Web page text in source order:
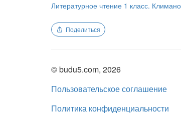
Литературное чтение 1 класс.
Поделиться
© budu5.com, 2026
Пользовательское соглашение
Политика конфиденциальности